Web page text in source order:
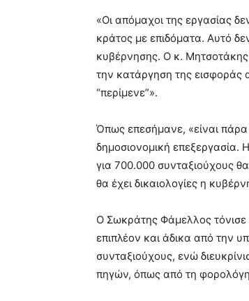
«Οι απόμαχοι της εργασίας
κράτος με επιδόματα. Αυτό
κυβέρνησης. Ο κ. Μητσοτάκης
την κατάργηση της εισφοράς
“περίμενε”».
Όπως επεσήμανε, «είναι πάρα
δημοσιονομική επεξεργασία.
για 700.000 συνταξιούχους
θα έχει δικαιολογίες η
Ο Σωκράτης Φάμελλος
επιπλέον και άδικα από την
συνταξιούχους, ενώ
πηγών, όπως από τη